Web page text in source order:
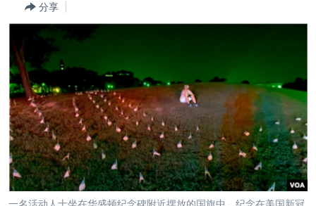
到
跳
转
到
检
索
最新国际新闻
印太
中东
欧洲
非洲
美洲
全球议题
分类新闻
经济·金融·贸易
人权·法律·宗教
科教·文娱·体健
军事
劳工
环境
美中关系
热点专题
白宫要闻
国会报道
美中关系
美国建国250周年
埃博拉疫情
VOA视频
VOA今日焦点
中文广播
关注我们
分享
一名活动人士坐在华盛顿纪念碑附近摆放的国旗中，纪念在美国新冠